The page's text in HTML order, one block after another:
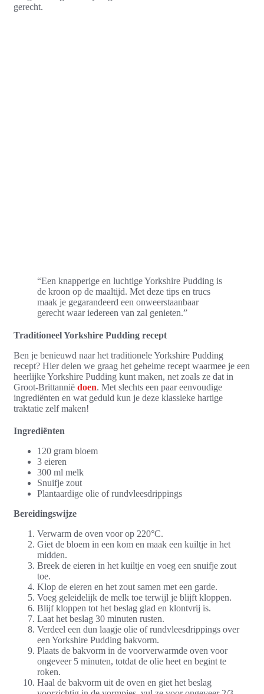
gerecht.
“Een knapperige en luchtige Yorkshire Pudding is
de kroon op de maaltijd. Met deze tips en trucs
maak je gegarandeerd een onweerstaanbaar
gerecht waar iedereen van zal genieten.”
Traditioneel Yorkshire Pudding recept
Ben je benieuwd naar het traditionele Yorkshire Pudding
recept? Hier delen we graag het geheime recept waarmee je een
heerlijke Yorkshire Pudding kunt maken, net zoals ze dat in
Groot-Brittannië doen. Met slechts een paar eenvoudige
ingrediënten en wat geduld kun je deze klassieke hartige
traktatie zelf maken!
Ingrediënten
120 gram bloem
3 eieren
300 ml melk
Snuifje zout
Plantaardige olie of rundvleesdrippings
Bereidingswijze
Verwarm de oven voor op 220°C.
Giet de bloem in een kom en maak een kuiltje in het
midden.
Breek de eieren in het kuiltje en voeg een snuifje zout
toe.
Klop de eieren en het zout samen met een garde.
Voeg geleidelijk de melk toe terwijl je blijft kloppen.
Blijf kloppen tot het beslag glad en klontvrij is.
Laat het beslag 30 minuten rusten.
Verdeel een dun laagje olie of rundvleesdrippings over
een Yorkshire Pudding bakvorm.
Plaats de bakvorm in de voorverwarmde oven voor
ongeveer 5 minuten, totdat de olie heet en begint te
roken.
Haal de bakvorm uit de oven en giet het beslag